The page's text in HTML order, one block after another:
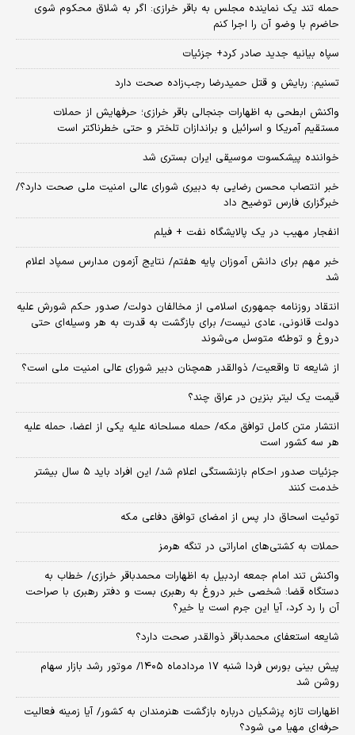
حمله تند یک نماینده مجلس به باقر خرازی: اگر به شلاق محکوم شوی
حاضرم با وضو آن را اجرا کنم
سپاه بیانیه جدید صادر کرد+ جزئیات
تسنیم: ربایش و قتل حمیدرضا رجب‌زاده صحت دارد
واکنش ابطحی به اظهارات جنجالی باقر خرازی؛ حرفهایش از حملات
مستقیم آمریکا و اسرائیل و براندازان تلختر و حتی خطرناکتر است
خواننده پیشکسوت موسیقی ایران بستری شد
خبر انتصاب محسن رضایی به دبیری شورای عالی امنیت ملی صحت دارد؟/
خبرگزاری فارس توضیح داد
انفجار مهیب در یک پالایشگاه نفت + فیلم
خبر مهم برای دانش آموزان پایه هفتم/ نتایج آزمون مدارس سمپاد اعلام
شد
انتقاد روزنامه جمهوری اسلامی از مخالفان دولت/ صدور حکم شورش علیه
دولت قانونی، عادی نیست/ برای بازگشت به قدرت به هر وسیله‌ای حتی
دروغ و توطئه متوسل می‌شوند
از شایعه تا واقعیت/ ذوالقدر همچنان دبیر شورای ‌عالی امنیت ملی است؟
قیمت یک لیتر بنزین در عراق چند؟
انتشار متن کامل توافق مکه/ حمله مسلحانه علیه یکی از اعضا، حمله علیه
هر سه کشور است
جزئیات صدور احکام بازنشستگی اعلام شد/ این افراد باید ۵ سال بیشتر
خدمت کنند
توئیت اسحاق دار پس از امضای توافق دفاعی مکه
حملات به کشتی‌های اماراتی در تنگه هرمز
واکنش تند امام جمعه اردبیل به اظهارات محمدباقر خرازی/ خطاب به
دستگاه قضا: شخصی خبر دروغ به رهبری بست و دفتر رهبری با صراحت
آن را رد کرد، آیا این جرم است یا خیر؟
شایعه استعفای محمدباقر ذوالقدر صحت دارد؟
پیش بینی بورس فردا شنبه ۱۷ مردادماه ۱۴۰۵/ موتور رشد بازار سهام
روشن شد
اظهارات تازه پزشکیان درباره بازگشت هنرمندان به کشور/ آیا زمینه فعالیت
حرفه‌ای مهیا می شود؟